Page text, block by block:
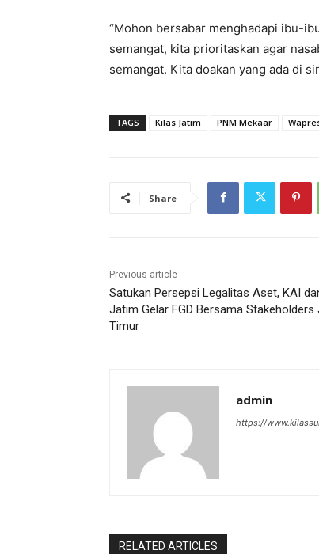
“Mohon bersabar menghadapi ibu-
semangat, kita prioritaskan agar
semangat. Kita doakan yang ada di
TAGS Kilas Jatim PNM Mekaar
Share
Previous article
Satukan Persepsi Legalitas Aset, KAI
Jatim Gelar FGD Bersama Stakeholders
Timur
admin
https://
RELATED ARTICLES